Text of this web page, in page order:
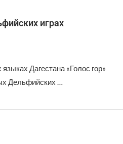
играх
Дагестана «Голос гор»
Дельфийских …